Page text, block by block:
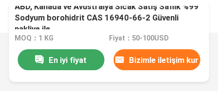
ABD, Kanada ve Avustralya Sıcak Satış Saflık %99
Sodyum borohidrit CAS 16940-66-2 Güvenli
nakliye ile
MOQ：1 KG Fiyat：50-100USD
En iyi fiyat Bizimle iletişim kur